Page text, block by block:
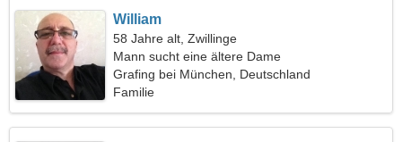
William
58 Jahre alt, Zwillinge
Mann sucht eine ältere Dame
Grafing bei München, Deutschland
Familie